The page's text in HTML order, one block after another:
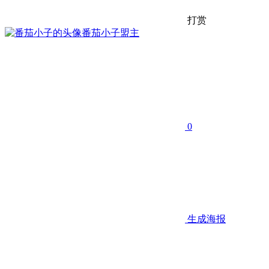
打赏
番茄小子盟主
0
生成海报